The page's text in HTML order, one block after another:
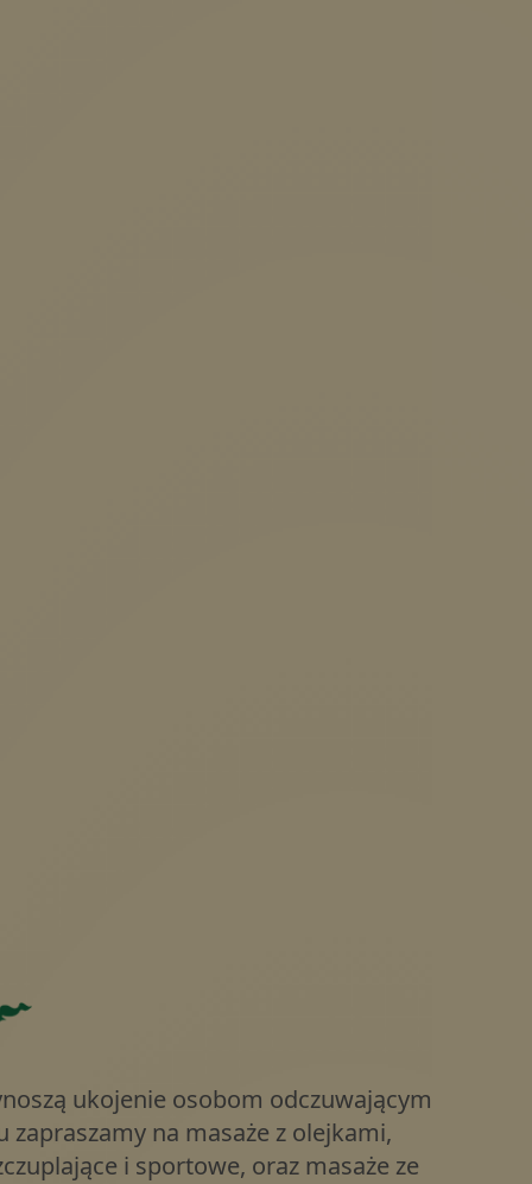
ukojenie osobom odczuwającym
na masaże z olejkami,
i sportowe, oraz masaże ze